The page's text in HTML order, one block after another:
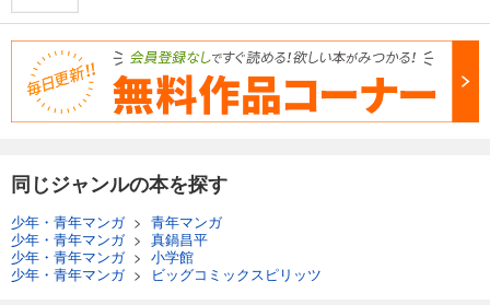
同じジャンルの本を探す
少年・青年マンガ> 青年マンガ
少年・青年マンガ> 真鍋昌平
少年・青年マンガ> 小学館
少年・青年マンガ> ビッグコミックスピリッツ